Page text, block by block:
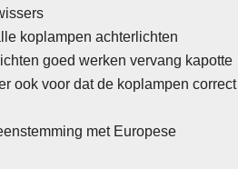
koplampen achterlichten
goed werken vervang kapotte
ook voor dat de koplampen correct
met Europese